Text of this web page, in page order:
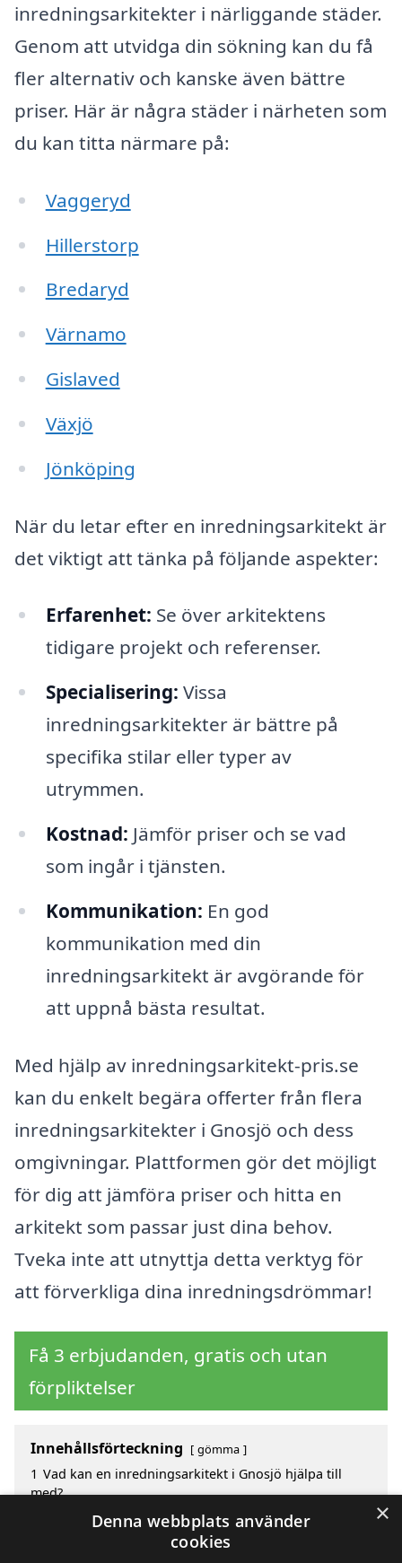
inredningsarkitekter i närliggande städer.
Genom att utvidga din sökning kan du få
fler alternativ och kanske även bättre
priser. Här är några städer i närheten som
du kan titta närmare på:
Vaggeryd
Hillerstorp
Bredaryd
Värnamo
Gislaved
Växjö
Jönköping
När du letar efter en inredningsarkitekt är
det viktigt att tänka på följande aspekter:
Erfarenhet: Se över arkitektens
tidigare projekt och referenser.
Specialisering: Vissa
inredningsarkitekter är bättre på
specifika stilar eller typer av
utrymmen.
Kostnad: Jämför priser och se vad
som ingår i tjänsten.
Kommunikation: En god
kommunikation med din
inredningsarkitekt är avgörande för
att uppnå bästa resultat.
Med hjälp av inredningsarkitekt-pris.se
kan du enkelt begära offerter från flera
inredningsarkitekter i Gnosjö och dess
omgivningar. Plattformen gör det möjligt
för dig att jämföra priser och hitta en
arkitekt som passar just dina behov.
Tveka inte att utnyttja detta verktyg för
att förverkliga dina inredningsdrömmar!
Få 3 erbjudanden, gratis och utan
förpliktelser
Innehållsförteckning gömma
1 Vad kan en inredningsarkitekt i Gnosjö hjälpa till
med?
Fördelar med att välja inredningsarkitekt i Gnosjö
Sök efter en skicklig inredningsarkitekt i de
omgivande städerna Gnosjö
×
Denna webbplats använder
cookies